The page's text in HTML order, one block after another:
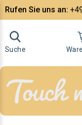
Rufen Sie uns an:
Suche